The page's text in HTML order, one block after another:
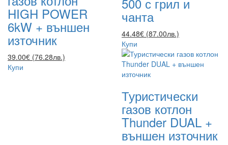
HIGH POWER
6kW + външен
източник
39.00€ (76.28лв.)
Купи
чанта
44.48€ (87.00лв.)
Купи
Туристически
газов котлон
Thunder DUAL +
външен източник